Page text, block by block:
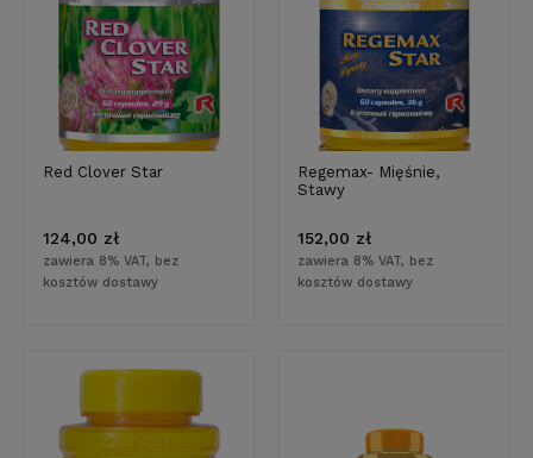
Red Clover Star
124,00 zł
zawiera 8% VAT, bez
kosztów dostawy
Regemax- Mięśnie,
Stawy
152,00 zł
zawiera 8% VAT, bez
kosztów dostawy